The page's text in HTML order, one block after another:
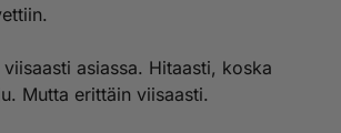
ensin se ampuu isolla Sarmatilla
vastaa se on aivan varma asia koko
paskat housuissa kun yhdellä iskulla
asiassa. Hitaasti, koska
Mutta erittäin viisaasti.